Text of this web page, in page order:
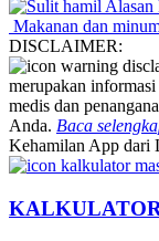
Alasan
Makanan dan
DISCLAIMER:
merupakan
medis dan
Anda. Baca
Kehamilan App dari